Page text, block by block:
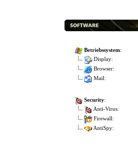
Betriebssystem:
Display:
Browser:
Mail:
Security:
Anti-Virus:
Firewall:
AntiSpy: